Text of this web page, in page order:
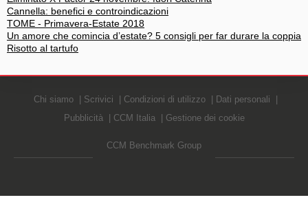
Cannella: benefici e controindicazioni
TOME - Primavera-Estate 2018
Un amore che comincia d’estate? 5 consigli per far durare la coppia
Risotto al tartufo
Chi siamo Scrivici Condizioni di utilizzo
Dati personali
Pubblicità
CCM Italia Gestione dei cookie
CCM Benchmark Group